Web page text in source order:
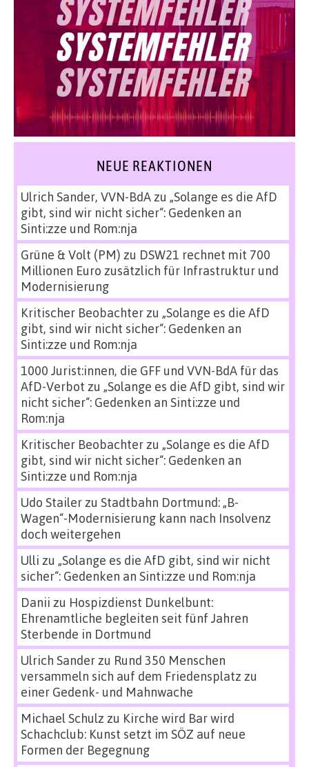
NEUE REAKTIONEN
Ulrich Sander, VVN-BdAzu „Solange es die AfD
gibt, sind wir nicht sicher“: Gedenken an
Sinti:zze und Rom:nja
Grüne & Volt (PM) zu DSW21 rechnet mit 700
Millionen Euro zusätzlich für Infrastruktur und
Modernisierung
Kritischer Beobachterzu „Solange es die AfD
gibt, sind wir nicht sicher“: Gedenken an
Sinti:zze und Rom:nja
1000 Jurist:innen, die GFF und VVN-BdA für das
AfD-Verbot zu „Solange es die AfD gibt, sind wir
nicht sicher“: Gedenken an Sinti:zze und
Rom:nja
Kritischer Beobachterzu „Solange es die AfD
gibt, sind wir nicht sicher“: Gedenken an
Sinti:zze und Rom:nja
Udo Stailerzu Stadtbahn Dortmund: „B-
Wagen“-Modernisierung kann nach Insolvenz
doch weitergehen
Ulli zu „Solange es die AfD gibt, sind wir nicht
sicher“: Gedenken an Sinti:zze und Rom:nja
Danii zu Hospizdienst Dunkelbunt:
Ehrenamtliche begleiten seit fünf Jahren
Sterbende in Dortmund
Ulrich Sanderzu Rund 350 Menschen
versammeln sich auf dem Friedensplatz zu
einer Gedenk- und Mahnwache
Michael Schulz zu Kirche wird Bar wird
Schachclub: Kunst setzt im SÖZ auf neue
Formen der Begegnung